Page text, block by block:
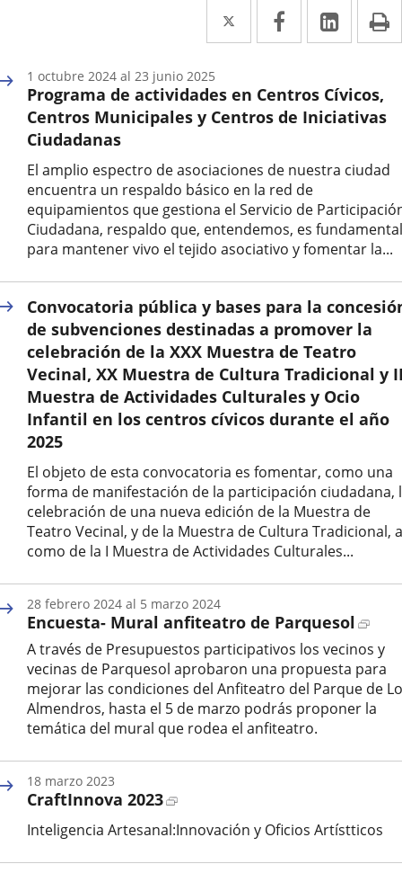
Twitter
Enlace
a
aplicación
Facebook
Enlace
a
aplicación
Enlace
a
Programa de actividades en Centros Cívicos,
Centros Municipales y Centros de Iniciativas
Ciudadanas
El amplio espectro de asociaciones de nuestra ciudad
encuentra un respaldo básico en la red de
equipamientos que gestiona el Servicio de
Ciudadana, respaldo que, entendemos, es fundamental
para mantener vivo el tejido asociativo y fomentar la...
inicio
del
evento
1 octubre 2024 al 23 junio 2025
Convocatoria pública y bases para la
de subvenciones destinadas a promover la
celebración de la XXX Muestra de Teatro
Vecinal, XX Muestra de Cultura Tradicional y
Muestra de Actividades Culturales y Ocio
Infantil en los centros cívicos durante el año
2025
El objeto de esta convocatoria es fomentar, como una
forma de manifestación de la participación ciudadana,
celebración de una nueva edición de la Muestra de
Teatro Vecinal, y de la Muestra de Cultura Tradicional,
como de la I Muestra de Actividades Culturales...
Encuesta- Mural anfiteatro de Parquesol
una
A través de Presupuestos participativos los vecinos y
vecinas de Parquesol aprobaron una propuesta para
mejorar las condiciones del Anfiteatro del Parque de
Almendros, hasta el 5 de marzo podrás proponer la
temática del mural que rodea el anfiteatro.
inicio
del
28 febrero 2024 al 5 marzo 2024
CraftInnova 2023
Enlace
una
Inteligencia Artesanal:Innovación y Oficios Artístticos
18 marzo 2023